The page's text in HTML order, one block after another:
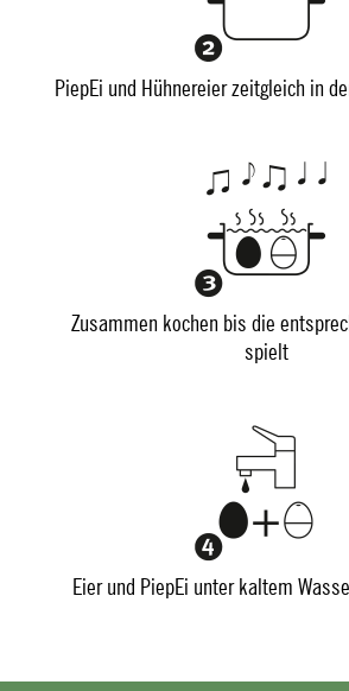
PiepEi und Hühnereier zeitgleich in
Zusammen kochen bis die
spielt
Eier und PiepEi unter kaltem